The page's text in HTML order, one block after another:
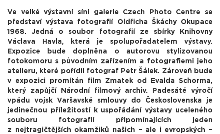
Ve velké výstavní síni galerie Czech Photo Centre se
představí výstava fotografií Oldřicha Škáchy Okupace
1968. Jedná o soubor fotografií ze sbírky Knihovny
Václava Havla, která je spolupořadatelem výstavy.
Expozice bude doplněna o autorovu stylizovanou
fotokomoru s původním zařízením a fotografiemi jeho
atelieru, které pořídil fotograf Petr Šálek. Zároveň bude
v expozici promítán film Zmatek od Evalda Schorma,
který zapůjčí Národní filmový archiv. Padesáté výročí
vpádu vojsk Varšavské smlouvy do Československa je
jedinečnou příležitostí k uspořádání výstavy uceleného
souboru fotografií připomínajících jeden
z nejtragičtějších okamžiků našich – ale i evropských –